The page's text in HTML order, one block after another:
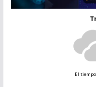
El tiempo